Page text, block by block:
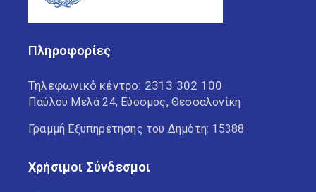
Πληροφορίες
Τηλεφωνικό κέντρο: 2313 302 100
Παύλου Μελά 24, Εύοσμος, Θεσσαλονίκη
Γραμμή Εξυπηρέτησης του Δημότη: 15388
Χρήσιμοι Σύνδεσμοι